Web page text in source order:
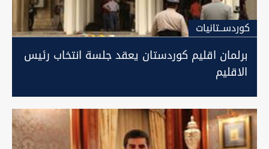
كوردســتانيات
برلمان اقليم كوردستان يعقد جلسة انتخاب رئيس
الاقليم